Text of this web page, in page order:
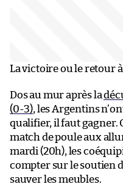
La victoire ou le retour
Dos au mur après la
(0-3), les Argentins
qualifier, il faut gagner.
match de poule aux
mardi (20h), les
compter sur le soutien
sauver les meubles.